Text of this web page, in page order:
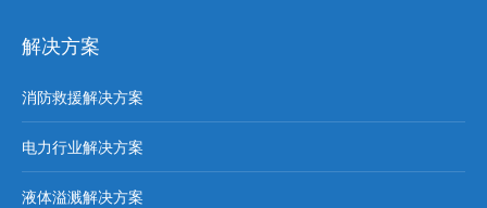
解决方案
消防救援解决方案
电力行业解决方案
液体溢溅解决方案